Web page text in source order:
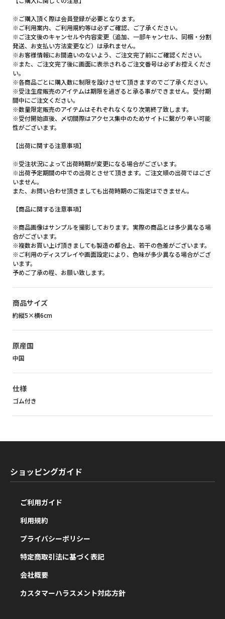
※ご購入頂く際は会員登録が必要となります。
※ご利用案内、ご利用規約等は必ずご確認、ご了承ください。
※ご注文後のキャンセルや内容変更（追加、一部キャンセル、同梱・分割
発送、お支払い方法変更など）は承れません。
※お客様情報にお間違いのないよう、ご注文完了前にご確認ください。
※また、ご注文完了後に画面に表示されるご注文番号は必ずお控えくださ
い。
※各商品ごとに購入数に制限を設けさせて頂きますのでご了承ください。
※受注生産販売のアイテムは期限を過ぎると承る事ができません。受付期
間中にご注文ください。
※数量限定販売のアイテムはそれぞれなくなり次第終了致します。
※受付開始直後、〆切間際はアクセス集中のためサイトに繋がり辛い可能
性がございます。
【出荷に関する注意事項】
※受注状況によって出荷時期が変更になる場合がございます。
※出荷予定期間の中での出荷とさせて頂きます。ご注文順の出荷ではござ
いません。
また、お問い合わせ頂きましても出荷時期のご指定はできません。
【商品に関する注意事項】
※商品画像はサンプルを撮影しております。実際の商品とは多少異なる場
合がございます。
※複数お買い上げ頂きましても製造の都合上、若干の色差がございます。
※ご利用のディスプレイや画面設定により、色味が多少異なる場合がござ
います。
予めご了承の程、お願い致します。
商品サイズ
約縦5×横6cm
原産国
中国
仕様
ゴム付き
ショッピングガイド
ご利用ガイド
利用規約
プライバシーポリシー
特定商取引法に基づく表記
会社概要
カスタマーハラスメント対応方針